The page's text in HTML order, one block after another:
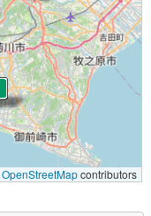
OpenStreetMapcontributors